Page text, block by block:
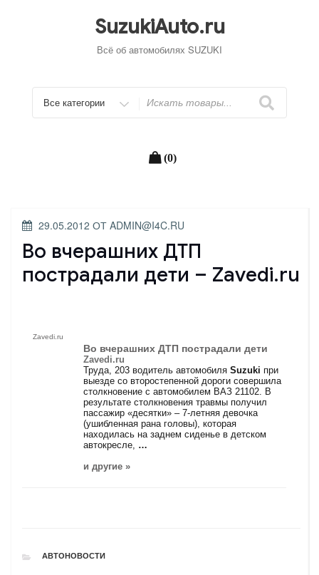
SuzukiAuto.ru
Всё об автомобилях SUZUKI
Искать
(0)
ОПУБЛИКОВАНО
29.05.2012 ОТ ADMIN@I4C.RU
Во вчерашних ДТП
пострадали дети – Zavedi.ru
Zavedi.ru
Во вчерашних ДТП пострадали дети
Zavedi.ru
Труда, 203 водитель автомобиляSuzuki при
выезде со второстепенной дороги совершила
столкновение с автомобилем ВАЗ 21102. В
результате столкновения травмы получил
пассажир «десятки» – 7-летняя девочка
(ушибленная рана головы), которая
находилась на заднем сиденье в детском
автокресле, …
и другие »
РУБРИКИ
АВТОНОВОСТИ